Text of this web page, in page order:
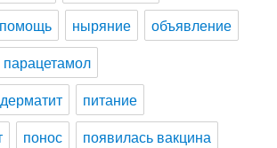
ныряние
объявление
парацетамол
питание
понос
появилась вакцина